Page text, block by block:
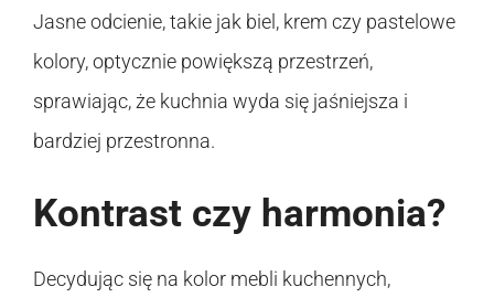
Jasne odcienie, takie jak biel, krem czy pastelowe
kolory, optycznie powiększą przestrzeń,
sprawiając, że kuchnia wyda się jaśniejsza i
bardziej przestronna.
Kontrast czy harmonia?
Decydując się na kolor mebli kuchennych,